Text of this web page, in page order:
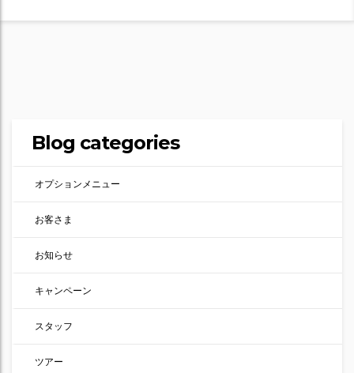
Blog categories
オプションメニュー
お客さま
お知らせ
キャンペーン
スタッフ
ツアー